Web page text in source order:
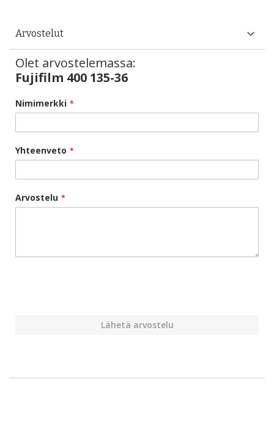
Arvostelut
Olet arvostelemassa:
Fujifilm 400 135-36
Nimimerkki
Yhteenveto
Arvostelu
Lähetä arvostelu